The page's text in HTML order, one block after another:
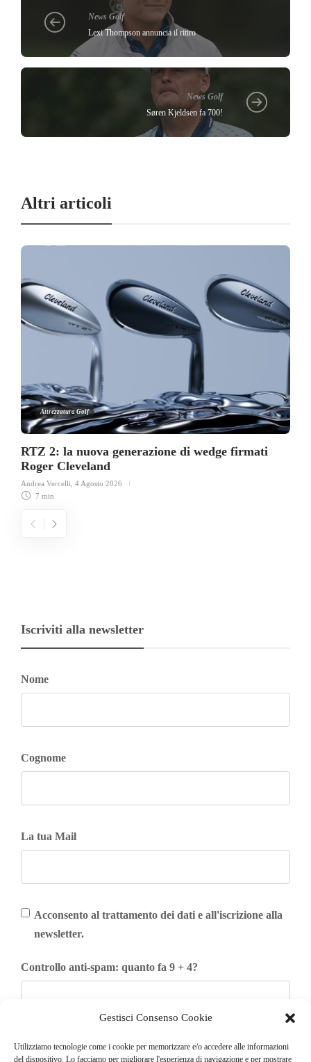
Gestisci Consenso Cookie
Utilizziamo tecnologie come i cookie per memorizzare e/o accedere alle informazioni
del dispositivo. Lo facciamo per migliorare l'esperienza di navigazione e per mostrare
News Golf
Lexi Thompson annuncia il ritiro
News Golf
Søren Kjeldsen fa 700!
Altri articoli
Attrezzatura Golf
RTZ 2: la nuova generazione di wedge firmati
Roger Cleveland
Andrea Vercelli 4 Agosto 2026
7 min
Iscriviti alla newsletter
Nome
Cognome
La tua Mail
Acconsento al trattamento dei dati e all'iscrizione alla
newsletter.
Controllo anti-spam: quanto fa 9 + 4?
Iscriviti